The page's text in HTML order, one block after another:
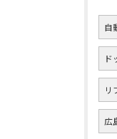
自
ド
リ
広